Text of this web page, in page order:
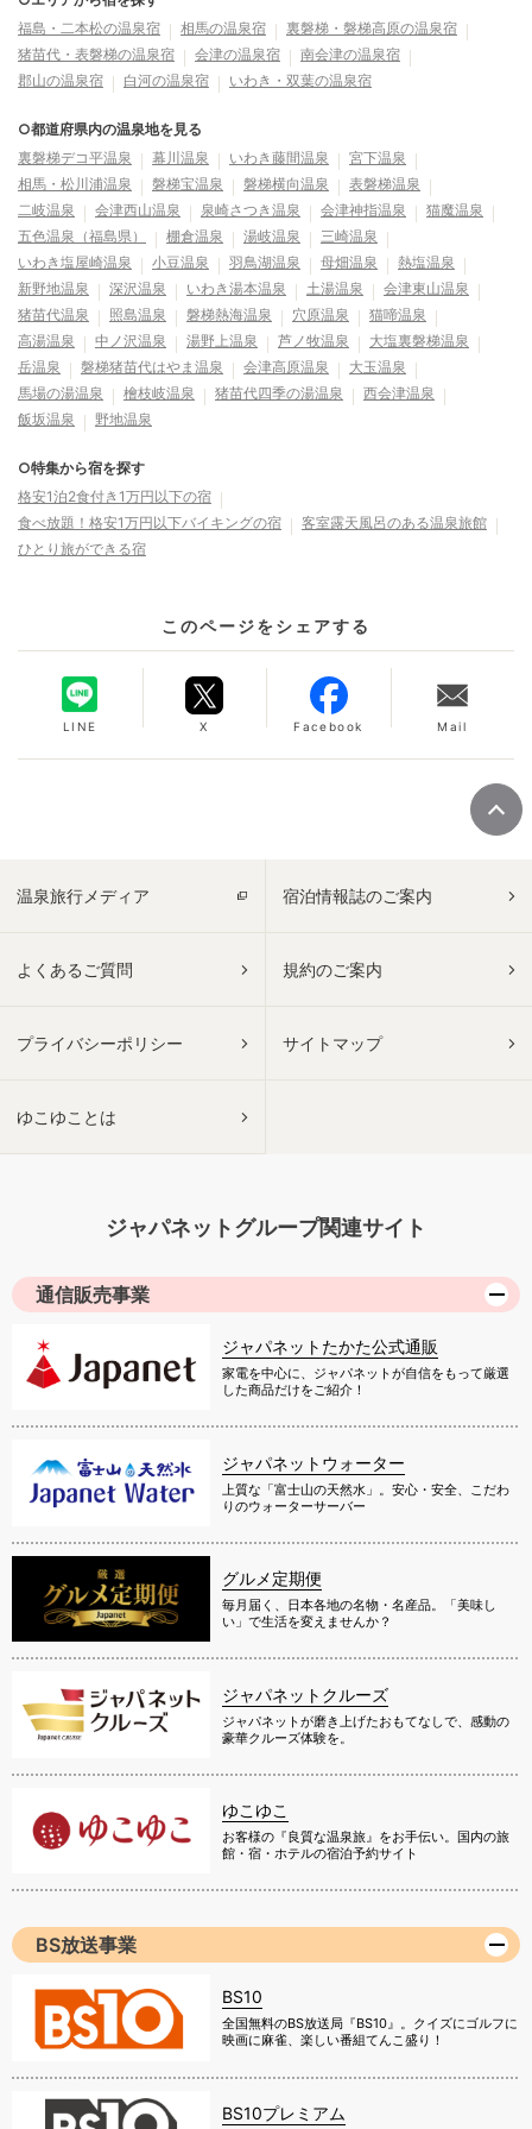
福島・二本松の温泉宿
相馬の温泉宿
裏磐梯・磐梯高原の温泉宿
猪苗代・表磐梯の温泉宿
会津の温泉宿
南会津の温泉宿
郡山の温泉宿
白河の温泉宿 いわき・双葉の温泉宿
○都道府県内の温泉地を見る
裏磐梯デコ平温泉
幕川温泉 いわき藤間温泉
宮下温泉
相馬・松川浦温泉
磐梯宝温泉 磐梯横向温泉
表磐梯温泉
二岐温泉
会津西山温泉 泉崎さつき温泉 会津神指温泉
猫魔温泉
五色温泉（福島県）
棚倉温泉 湯岐温泉
三崎温泉
いわき塩屋崎温泉
小豆温泉 羽鳥湖温泉 母畑温泉
熱塩温泉
新野地温泉
深沢温泉 いわき湯本温泉 土湯温泉
会津東山温泉
猪苗代温泉
照島温泉 磐梯熱海温泉 穴原温泉
猫啼温泉
高湯温泉
中ノ沢温泉 湯野上温泉 芦ノ牧温泉
大塩裏磐梯温泉
岳温泉
磐梯猪苗代はやま温泉 会津高原温泉
大玉温泉
馬場の湯温泉
檜枝岐温泉 猪苗代四季の湯温泉
西会津温泉
飯坂温泉
野地温泉
○特集から宿を探す
格安1泊2食付き1万円以下の宿
食べ放題！格安1万円以下バイキングの宿
客室露天風呂のある温泉旅館
ひとり旅ができる宿
このページをシェアする
LINE X Facebook Mail
温泉旅行メディア 宿泊情報誌のご案内
よくあるご質問 規約のご案内
プライバシーポリシー サイトマップ
ゆこゆことは
ジャパネットグループ関連サイト
通信販売事業
ジャパネットたかた公式通販
家電を中心に、ジャパネットが自信をもって厳選
した商品だけをご紹介！
ジャパネットウォーター
上質な「富士山の天然水」。安心・安全、こだわ
りのウォーターサーバー
グルメ定期便
毎月届く、日本各地の名物・名産品。「美味し
い」で生活を変えませんか？
ジャパネットクルーズ
ジャパネットが磨き上げたおもてなしで、感動の
豪華クルーズ体験を。
ゆこゆこ
お客様の『良質な温泉旅』をお手伝い。国内の旅
館・宿・ホテルの宿泊予約サイト
BS放送事業
BS10
全国無料のBS放送局『BS10』。クイズにゴルフに
映画に麻雀、楽しい番組てんこ盛り！
BS10プレミアム